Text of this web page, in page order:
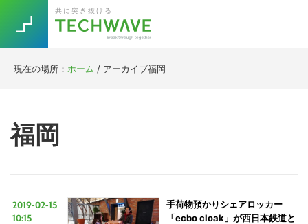
primary
navigation
main
content
primary
sidebar
footer
共に突き抜ける
現在の場所： ホーム / アーカイブ福岡
福岡
2019-02-15
10:15
手荷物預かりシェアロッカー
「ecbo cloak」が西日本鉄道と
RE:LIFE
[Startup]